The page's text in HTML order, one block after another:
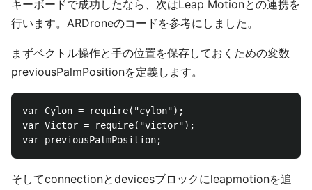
キーボードで成功したなら、次はLeap Motionとの連携を
行います。ARDroneのコードを参考にしました。
まずベクトル操作と手の位置を保存しておくための変数
previousPalmPositionを定義します。
var Cylon = require("cylon");
var Victor = require("victor");
そしてconnectionとdevicesブロックにleapmotionを追